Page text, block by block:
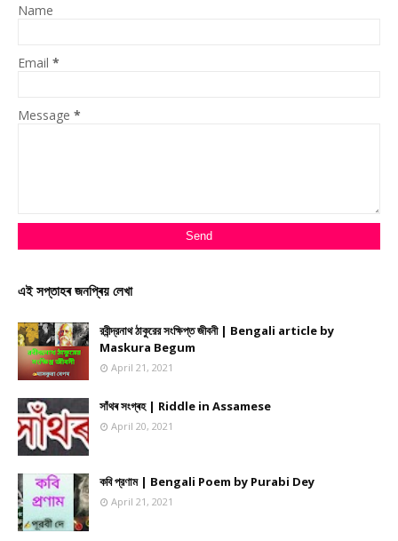
Name
Email *
Message *
এই সপ্তাহৰ জনপ্ৰিয় লেখা
রবীন্দ্রনাথ ঠাকুরের সংক্ষিপ্ত জীবনী | Bengali article by
Maskura Begum
April 21, 2021
সাঁথৰ সংগ্ৰহ | Riddle in Assamese
April 20, 2021
কবি প্রণাম | Bengali Poem by Purabi Dey
April 21, 2021